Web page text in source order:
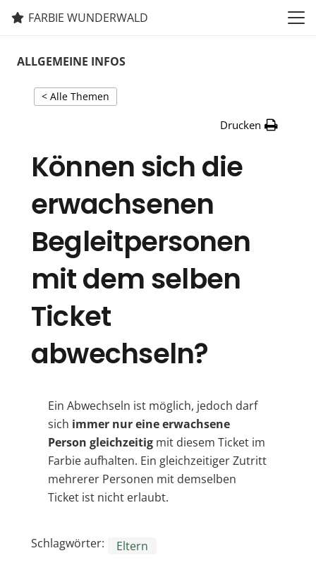
FARBIE WUNDERWALD
ALLGEMEINE INFOS
< Alle Themen
Drucken
Können sich die
erwachsenen
Begleitpersonen
mit dem selben
Ticket
abwechseln?
Ein Abwechseln ist möglich, jedoch darf
sich immer nur eine erwachsene
Person gleichzeitig mit diesem Ticket im
Farbie aufhalten. Ein gleichzeitiger Zutritt
mehrerer Personen mit demselben
Ticket ist nicht erlaubt.
Schlagwörter: Eltern